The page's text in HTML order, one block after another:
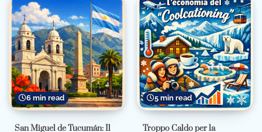
6 min read
San Miguel de Tucumán: Il
5 min read
Troppo Caldo per la